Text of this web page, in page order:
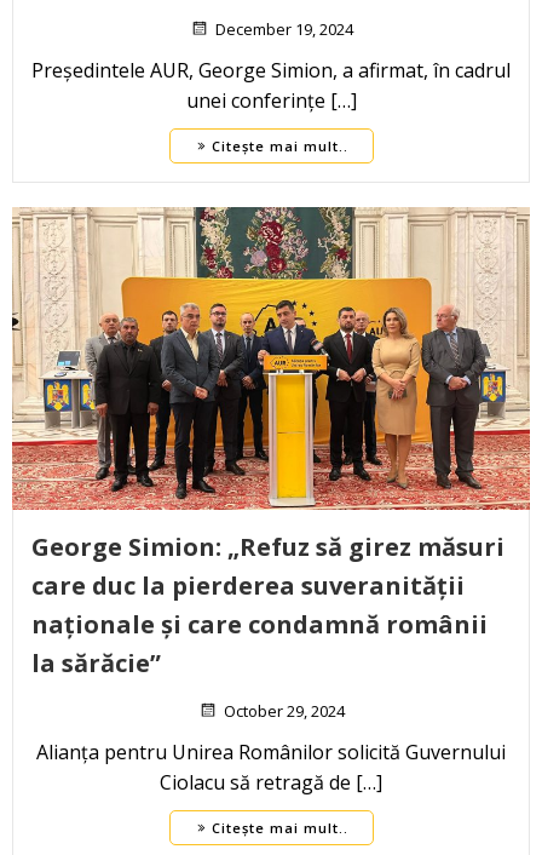
December 19, 2024
Președintele AUR, George Simion, a afirmat, în cadrul
unei conferințe […]
Citește mai mult..
George Simion: „Refuz să girez măsuri
care duc la pierderea suveranității
naționale și care condamnă românii
la sărăcie”
October 29, 2024
Alianța pentru Unirea Românilor solicită Guvernului
Ciolacu să retragă de […]
Citește mai mult..